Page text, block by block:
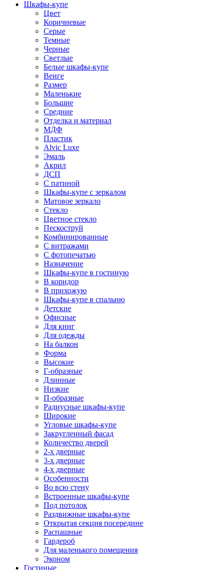
Шкафы-купе
Цвет
Коричневые
Серые
Темные
Черные
Светлые
Белые шкафы-купе
Венге
Размер
Маленькие
Большие
Средние
Отделка и материал
МДФ
Пластик
Alvic Luxe
Эмаль
Акрил
ДСП
С патиной
Шкафы-купе с зеркалом
Матовое зеркало
Стекло
Цветное стекло
Пескоструй
Комбинированные
С витражами
С фотопечатью
Назначение
Шкафы-купе в гостиную
В коридор
В прихожую
Шкафы-купе в спальню
Детские
Офисные
Для книг
Для одежды
На балкон
Форма
Высокие
Г-образные
Длинные
Низкие
П-образные
Радиусные шкафы-купе
Широкие
Угловые шкафы-купе
Закругленный фасад
Количество дверей
2-х дверные
3-х дверные
4-х дверные
Особенности
Во всю стену
Встроенные шкафы-купе
Под потолок
Раздвижные шкафы-купе
Открытая секция посередине
Распашные
Гардероб
Для маленького помещения
Эконом
Гостиные